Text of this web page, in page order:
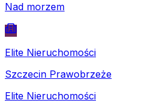
Nad morzem
Elite Nieruchomości
Szczecin Prawobrzeże
Elite Nieruchomości